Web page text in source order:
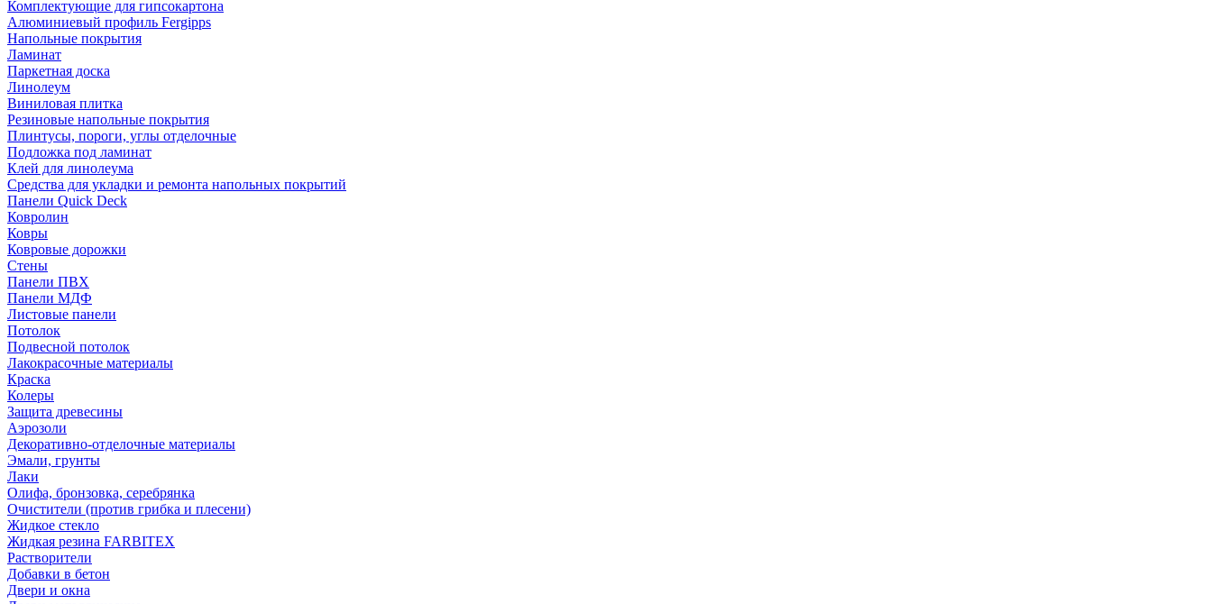
Комплектующие для гипсокартона
Алюминиевый профиль Fergipps
Напольные покрытия
Ламинат
Паркетная доска
Линолеум
Виниловая плитка
Резиновые напольные покрытия
Плинтусы, пороги, углы отделочные
Подложка под ламинат
Клей для линолеума
Средства для укладки и ремонта напольных покрытий
Панели Quick Deck
Ковролин
Ковры
Ковровые дорожки
Стены
Панели ПВХ
Панели МДФ
Листовые панели
Потолок
Подвесной потолок
Лакокрасочные материалы
Краска
Колеры
Защита древесины
Аэрозоли
Декоративно-отделочные материалы
Эмали, грунты
Лаки
Олифа, бронзовка, серебрянка
Очистители (против грибка и плесени)
Жидкое стекло
Жидкая резина FARBITEX
Растворители
Добавки в бетон
Двери и окна